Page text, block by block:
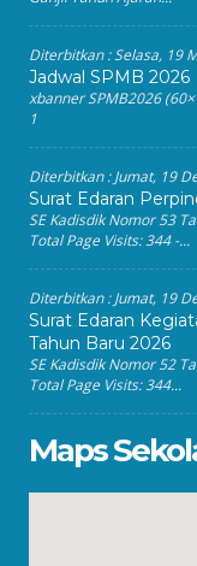
Diterbitkan :Selasa, 19
Jadwal SPMB 2026
xbanner SPMB2026
1
Diterbitkan :Jumat, 19
Surat Edaran
SE Kadisdik Nomor 53
Total Page Visits: 344 -...
Diterbitkan :Jumat, 19
Surat Edaran
Tahun Baru 2026
SE Kadisdik Nomor 52
Total Page Visits: 344...
Maps